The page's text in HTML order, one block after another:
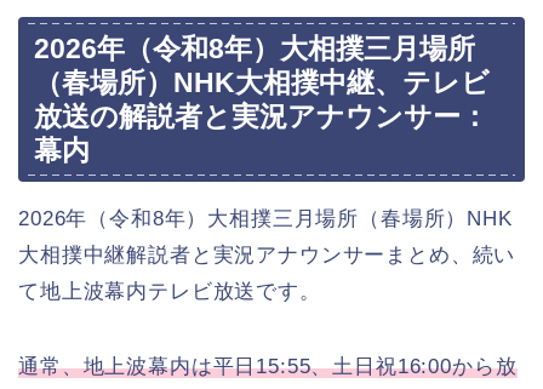
2026年（令和8年）大相撲三月場所
（春場所）NHK大相撲中継、テレビ
放送の解説者と実況アナウンサー：
幕内
2026年（令和8年）大相撲三月場所（春場所）NHK
大相撲中継解説者と実況アナウンサーまとめ、続い
て地上波幕内テレビ放送です。
通常、地上波幕内は平日15:55、土日祝16:00から放